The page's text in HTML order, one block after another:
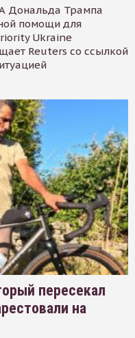
Дональда Трампа
помощи для
Ukraine
Reuters со ссылкой
пересекал
на